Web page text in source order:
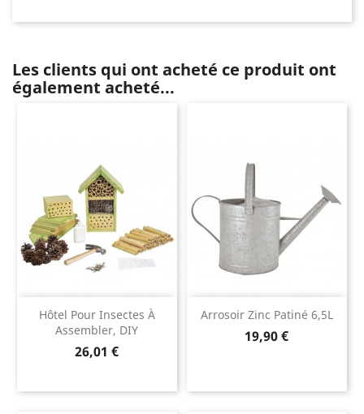
Les clients qui ont acheté ce produit ont
également acheté...
Hôtel Pour Insectes À
Assembler, DIY
Prix
26,01 €
Arrosoir Zinc Patiné 6,5L
Prix
19,90 €